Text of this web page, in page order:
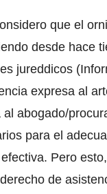
que el
desde hace
jureddicos
expresa al
abogado/
para el
Pero
de